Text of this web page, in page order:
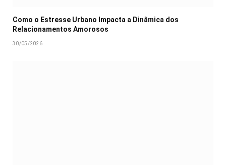
Como o Estresse Urbano Impacta a Dinâmica dos
Relacionamentos Amorosos
30/05/2026